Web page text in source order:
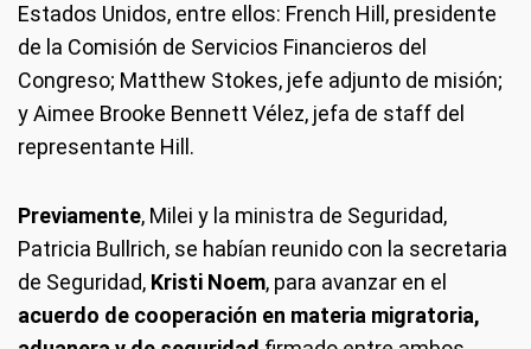
Estados Unidos, entre ellos: French Hill, presidente
de la Comisión de Servicios Financieros del
Congreso; Matthew Stokes, jefe adjunto de misión;
y Aimee Brooke Bennett Vélez, jefa de staff del
representante Hill.
Previamente, Milei y la ministra de Seguridad,
Patricia Bullrich, se habían reunido con la secretaria
de Seguridad, Kristi Noem, para avanzar en el
acuerdo de cooperación en materia migratoria,